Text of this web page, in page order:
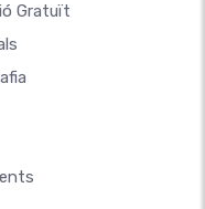
Gratuït